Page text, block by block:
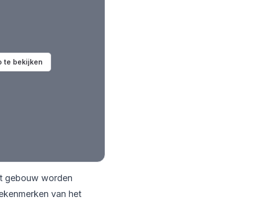
te bekijken
gebouw worden
van het